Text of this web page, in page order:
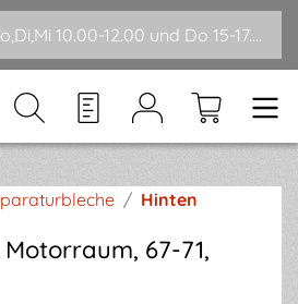
Telefonzeiten Mo,Di,Mi 10.00-12.00 und Do 15-17.00
/ Hinten
67-71,